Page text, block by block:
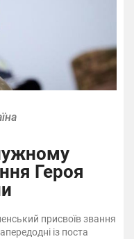
Героя
присвоїв звання
із поста